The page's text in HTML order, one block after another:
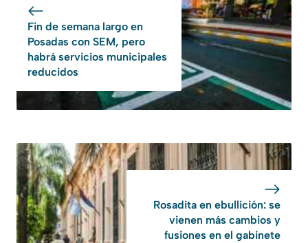
Fin de semana largo en
Posadas con SEM, pero
habrá servicios municipales
reducidos
Rosadita en ebullición: se
vienen más cambios y
fusiones en el gabinete